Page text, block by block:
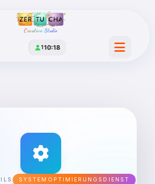
Creative Studio
110:18
SYSTEMOPTIMIERUNGSDIENST